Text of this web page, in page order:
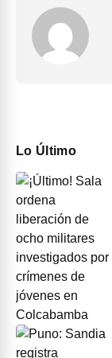
Lo Último